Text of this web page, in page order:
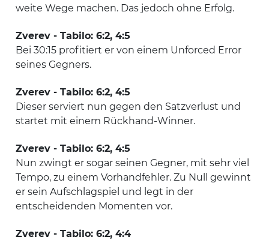
weite Wege machen. Das jedoch ohne Erfolg.
Zverev - Tabilo: 6:2, 4:5
Bei 30:15 profitiert er von einem Unforced Error
seines Gegners.
Zverev - Tabilo: 6:2, 4:5
Dieser serviert nun gegen den Satzverlust und
startet mit einem Rückhand-Winner.
Zverev - Tabilo: 6:2, 4:5
Nun zwingt er sogar seinen Gegner, mit sehr viel
Tempo, zu einem Vorhandfehler. Zu Null gewinnt
er sein Aufschlagspiel und legt in der
entscheidenden Momenten vor.
Zverev - Tabilo: 6:2, 4:4